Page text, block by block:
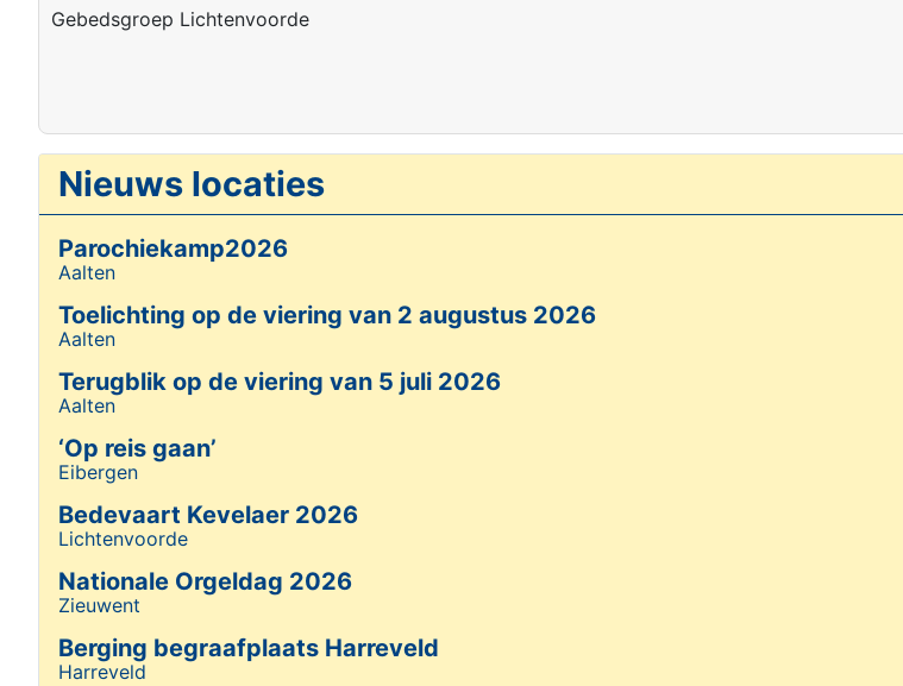
Gebedsgroep Lichtenvoorde
Nieuws locaties
Parochiekamp2026
Details
Aalten
Toelichting op de viering van 2 augustus 2026
Details
Aalten
Terugblik op de viering van 5 juli 2026
Details
Aalten
‘Op reis gaan’
Details
Eibergen
Bedevaart Kevelaer 2026
Details
Lichtenvoorde
Nationale Orgeldag 2026
Details
Zieuwent
Berging begraafplaats Harreveld
Details
Harreveld